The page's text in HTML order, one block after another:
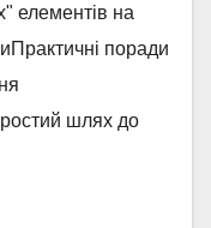
елементів на
поради
шлях до